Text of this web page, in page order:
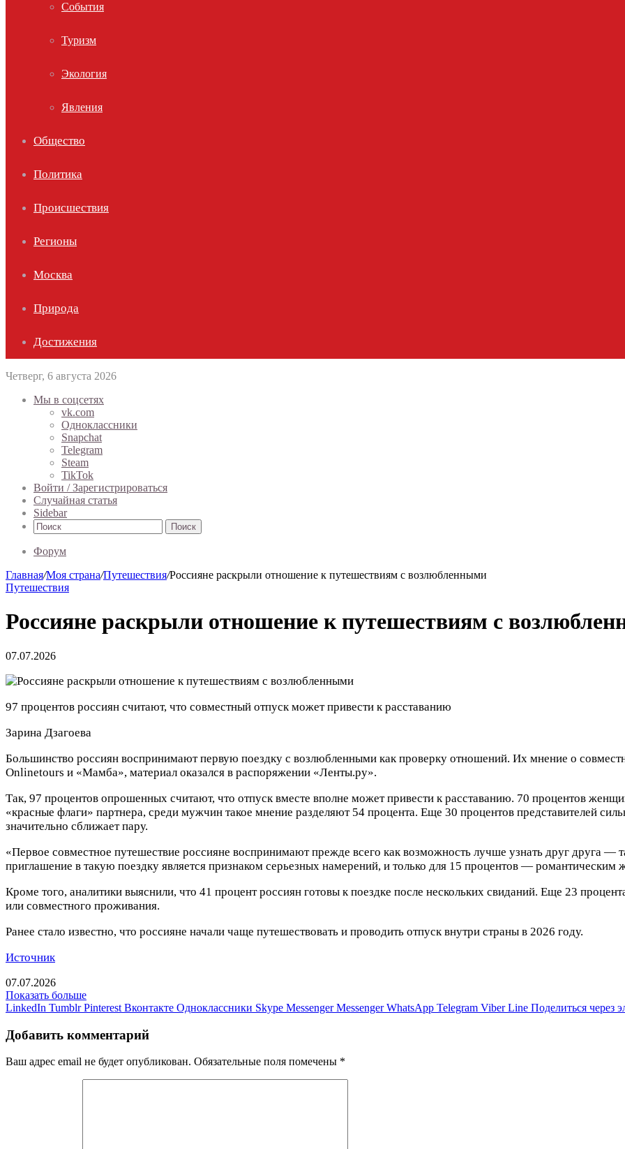
События
Туризм
Экология
Явления
Общество
Политика
Происшествия
Регионы
Москва
Природа
Достижения
Четверг, 6 августа 2026
Мы в соцсетях
vk.com
Одноклассники
Snapchat
Telegram
Steam
TikTok
Войти / Зарегистрироваться
Случайная статья
Sidebar
Поиск
Форум
Главная/Моя страна/Путешествия/Россияне раскрыли отношение к путешествиям с возлюбленными
Путешествия
Россияне раскрыли отношение к путешествиям с
07.07.2026
97 процентов россиян считают, что совместный отпуск может привести к расставанию
Зарина Дзагоева
Большинство россиян воспринимают первую поездку с возлюбленными как проверку отношений. Их мнение о
Onlinetours и «Мамба», материал оказался в распоряжении «Ленты.ру».
Так, 97 процентов опрошенных считают, что отпуск вместе вполне может привести к расставанию. 70 процентов
«красные флаги» партнера, среди мужчин такое мнение разделяют 54 процента. Еще 30 процентов представителей
значительно сближает пару.
«Первое совместное путешествие россияне воспринимают прежде всего как возможность лучше узнать друг друга —
приглашение в такую поездку является признаком серьезных намерений, и только для 15 процентов —
Кроме того, аналитики выяснили, что 41 процент россиян готовы к поездке после нескольких свиданий. Еще 23
или совместного проживания.
Ранее стало известно, что россияне начали чаще путешествовать и проводить отпуск внутри страны в 2026 году.
Источник
07.07.2026
Показать больше
LinkedIn Tumblr Pinterest Вконтакте Одноклассники Skype Messenger Messenger WhatsApp Telegram Viber Line Поделиться через
Добавить комментарий
Ваш адрес email не будет опубликован. Обязательные поля помечены *